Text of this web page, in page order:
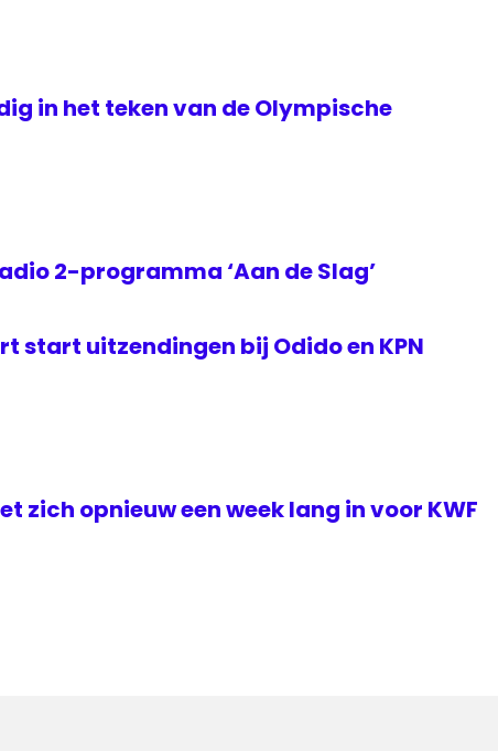
in het teken van de Olympische
2-programma ‘Aan de Slag’
start uitzendingen bij Odido en KPN
zich opnieuw een week lang in voor KWF